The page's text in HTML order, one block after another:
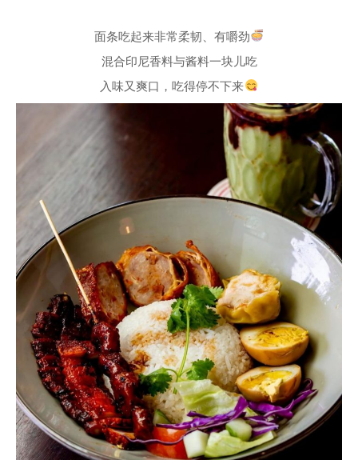
面条吃起来非常柔韧、有嚼劲
混合印尼香料与酱料一块儿吃
入味又爽口，吃得停不下来